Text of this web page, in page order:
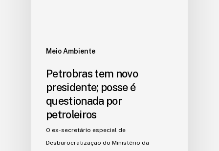
Meio Ambiente
Petrobras tem novo
presidente; posse é
questionada por
petroleiros
O ex-secretário especial de
Desburocratização do Ministério da